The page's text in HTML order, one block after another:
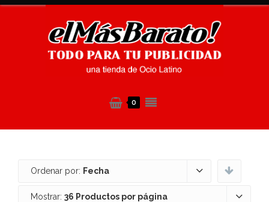
0
Ordenar por: Fecha
Mostrar: 36 Productos por página